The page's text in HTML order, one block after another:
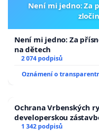
Není mi jedno: Za
Není mi jedno: Za
na dětech
2 074 podpisů
Oznámení o
Ochrana Vrbenských
developerskou
1 342 podpisů